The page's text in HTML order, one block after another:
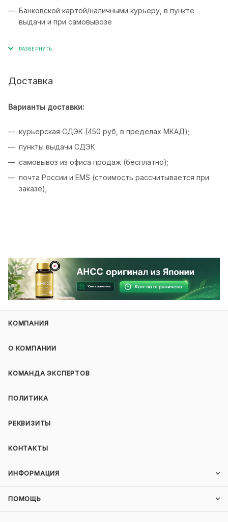
Банковской картой/наличными курьеру, в пункте
выдачи и при самовывозе
Доставка
Варианты доставки:
курьерская СДЭК (450 руб, в пределах МКАД);
пункты выдачи СДЭК
самовывоз из офиса продаж (бесплатно);
почта России и EMS (стоимость рассчитывается при
заказе);
КОМПАНИЯ
О КОМПАНИИ
КОМАНДА ЭКСПЕРТОВ
ПОЛИТИКА
РЕКВИЗИТЫ
КОНТАКТЫ
ИНФОРМАЦИЯ
ПОМОЩЬ